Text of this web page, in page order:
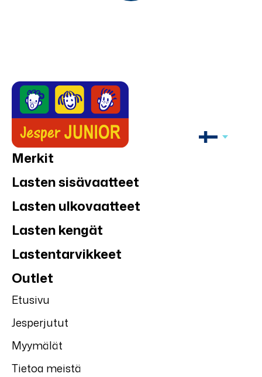
Merkit
Lasten sisävaatteet
Lasten ulkovaatteet
Lasten kengät
Lastentarvikkeet
Outlet
Etusivu
Jesperjutut
Myymälät
Tietoa meistä